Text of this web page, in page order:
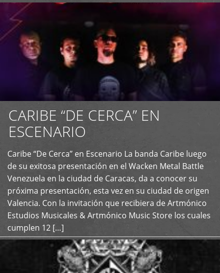
CARIBE “DE CERCA” EN
ESCENARIO
Caribe “De Cerca” en Escenario La banda Caribe luego
de su exitosa presentación en el Wacken Metal Battle
Venezuela en la ciudad de Caracas, da a conocer su
próxima presentación, esta vez en su ciudad de origen
Valencia. Con la invitación que recibiera de Artmónico
Estudios Musicales & Artmónico Music Store los cuales
cumplen 12 […]
+